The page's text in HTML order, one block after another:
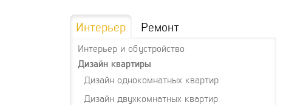
Интерьер Ремонт
Интерьер и обустройство
Дизайн квартиры
Дизайн однокомнатных квартир
Дизайн двухкомнатных квартир